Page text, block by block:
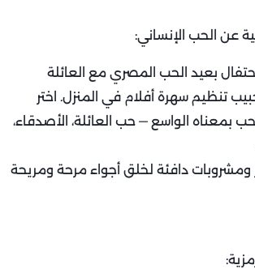
عن الحب الإنساني:
بعيد الحب المصري مع العائلة
تنظيم سهرة أفلام في المنزل. اختر
بمعناه الواسع — حب العائلة، الأصدقاء،
ومشروبات دافئة لخلق أجواء مرحة ومريحة